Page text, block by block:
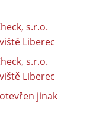
s.r.o.
Liberec
s.r.o.
Liberec
jinak